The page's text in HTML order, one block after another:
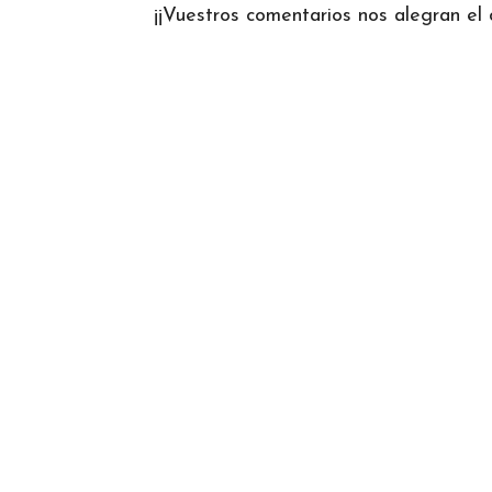
¡¡Vuestros comentarios nos alegran el